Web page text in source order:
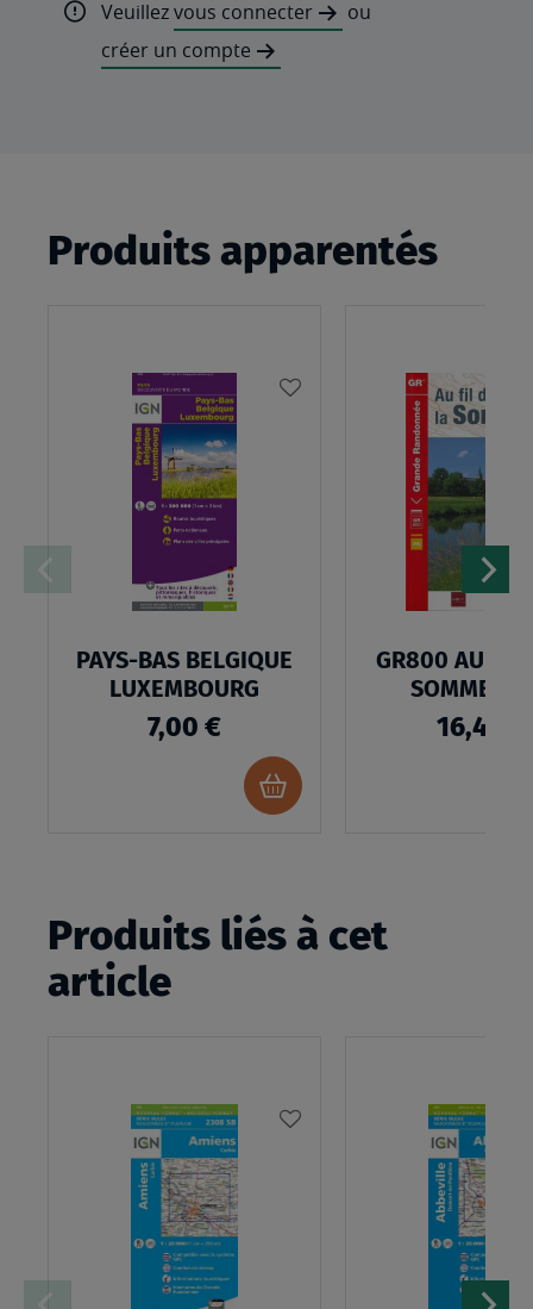
Veuillezvous connecter
ou
créer un compte
Produits apparentés
PAYS-BAS BELGIQUE
LUXEMBOURG
7,00 €
Ajouter
au
GR800 AU FIL
SOMME
16,40 €
Produits liés à cet
article